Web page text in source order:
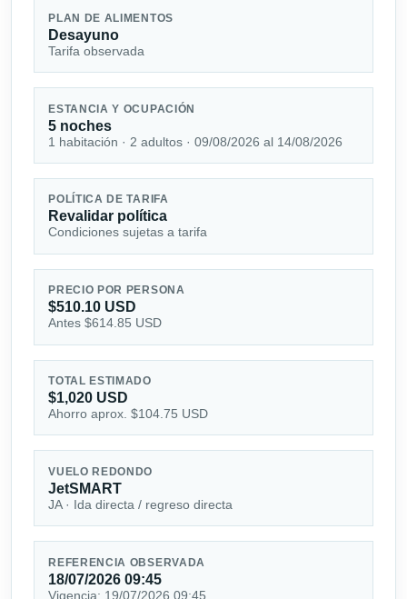
PLAN DE ALIMENTOS
Desayuno
Tarifa observada
ESTANCIA Y OCUPACIÓN
5 noches
1 habitación · 2 adultos · 09/08/2026 al 14/08/2026
POLÍTICA DE TARIFA
Revalidar política
Condiciones sujetas a tarifa
PRECIO POR PERSONA
$510.10 USD
Antes $614.85 USD
TOTAL ESTIMADO
$1,020 USD
Ahorro aprox. $104.75 USD
VUELO REDONDO
JetSMART
JA · Ida directa / regreso directa
REFERENCIA OBSERVADA
18/07/2026 09:45
Vigencia: 19/07/2026 09:45